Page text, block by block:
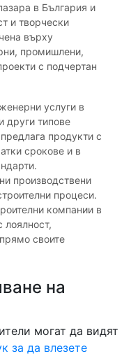
в България и
и творчески
върху
промишлени,
с подчертан
услуги в
други типове
продукти с
срокове и в
производствени
процеси.
компании в
лоялност,
своите
на
могат да видят
за да влезете